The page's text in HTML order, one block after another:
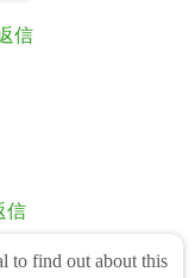
信
信
to find out about this